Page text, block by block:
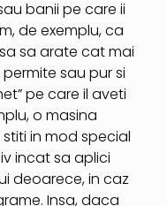
banii pe care ii
de exemplu, ca
sa arate cat mai
sau pur si
pe care il aveti
o masina
in mod special
incat sa aplici
deoarece, in caz
Insa, daca